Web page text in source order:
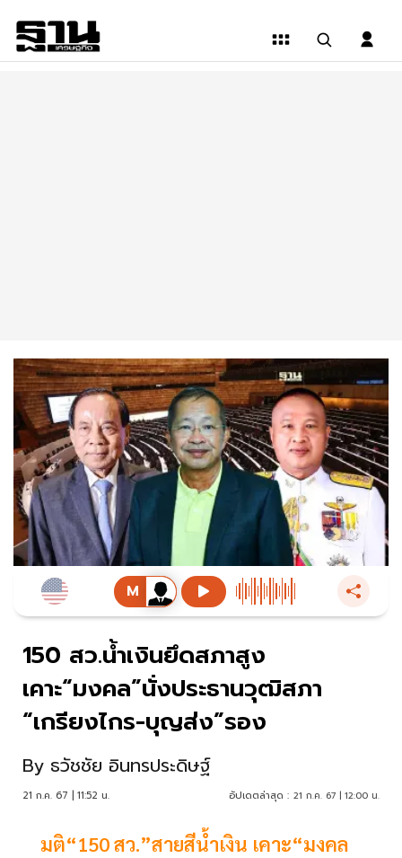
150 สว.น้ำเงินยึดสภาสูง
เคาะ“มงคล”นั่งประธานวุฒิสภา
“เกรียงไกร-บุญส่ง”รอง
By ธวัชชัย อินทรประดิษฐ์
21 ก.ค. 67 | 11:52 น. อัปเดตล่าสุด : 21 ก.ค. 67 | 12:00 น.
มติ“150 สว.”สายสีน้ำเงิน เคาะ“มงคล